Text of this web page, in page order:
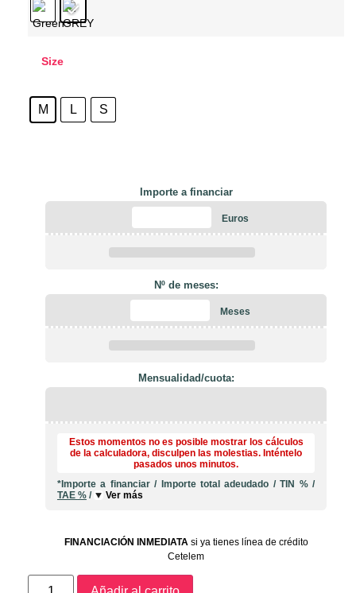
Size
M L S
Importe a financiar
Euros
Nº de meses:
Meses
Mensualidad/cuota:
Estos momentos no es posible mostrar los cálculos
de la calculadora, disculpen las molestias. Inténtelo
pasados unos minutos.
*Importe a financiar/ Importe total adeudado /TIN %/
TAE %/ Ver más
FINANCIACIÓN INMEDIATAsi ya tienes línea de crédito
Cetelem